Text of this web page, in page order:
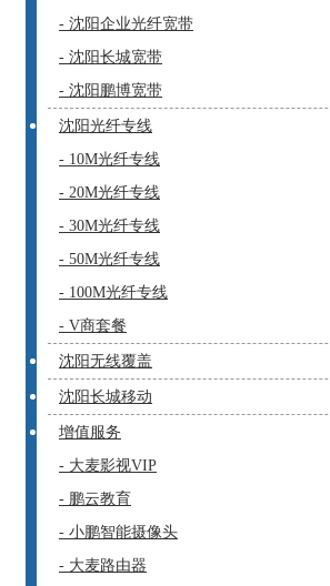
- 沈阳企业光纤宽带
- 沈阳长城宽带
- 沈阳鹏博宽带
沈阳光纤专线
- 10M光纤专线
- 20M光纤专线
- 30M光纤专线
- 50M光纤专线
- 100M光纤专线
- V商套餐
沈阳无线覆盖
沈阳长城移动
增值服务
- 大麦影视VIP
- 鹏云教育
- 小鹏智能摄像头
- 大麦路由器